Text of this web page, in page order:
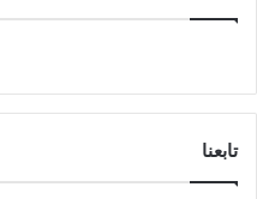
تابعنا